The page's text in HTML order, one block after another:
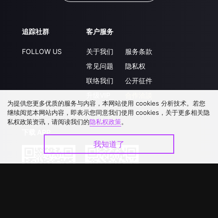
追踪社群
FOLLOW US
客户服务
关于我们
常见问题
联络我们
服务条款
隐私权
公开征件
为提供您更多优质的服务与内容，本网站使用 cookies 分析技术。若您
继续阅览本网站内容，即表示您同意我们使用 cookies，关于更多相关隐
私权政策资讯，请阅读我们的隐私权政策。
我知道了